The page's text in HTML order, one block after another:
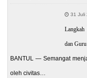
31 Juli
dan
BANTUL — Semangat
oleh civitas…